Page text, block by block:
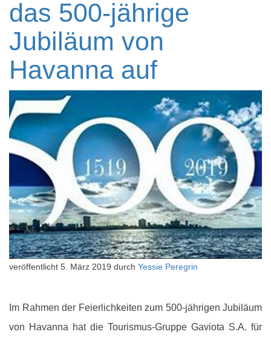
das 500-jährige
Jubiläum von
Havanna auf
veröffentlicht 5. März 2019 durch Yessie Peregrin
Im Rahmen der Feierlichkeiten zum 500-jährigen Jubiläum
von Havanna hat die Tourismus-Gruppe Gaviota S.A. für